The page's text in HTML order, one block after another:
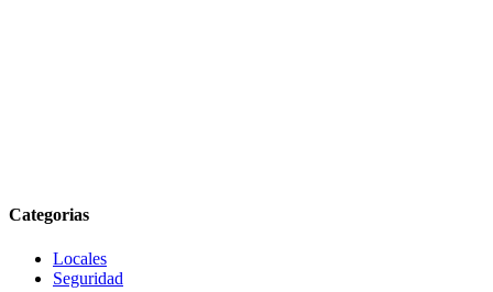
Categorias
Locales
Seguridad